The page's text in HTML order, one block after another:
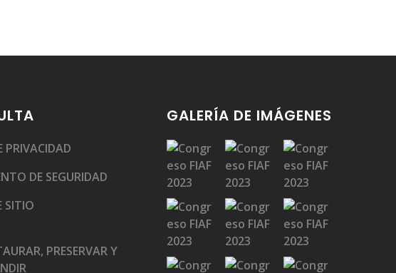
PRIVACIDAD
DE SEGURIDAD
SITIO
PRESERVAR Y
GALERÍA DE IMÁGENES